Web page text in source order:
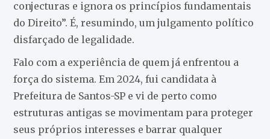
conjecturas e ignora os princípios fundamentais
do Direito”. É, resumindo, um julgamento político
disfarçado de legalidade.
Falo com a experiência de quem já enfrentou a
força do sistema. Em 2024, fui candidata à
Prefeitura de Santos-SP e vi de perto como
estruturas antigas se movimentam para proteger
seus próprios interesses e barrar qualquer